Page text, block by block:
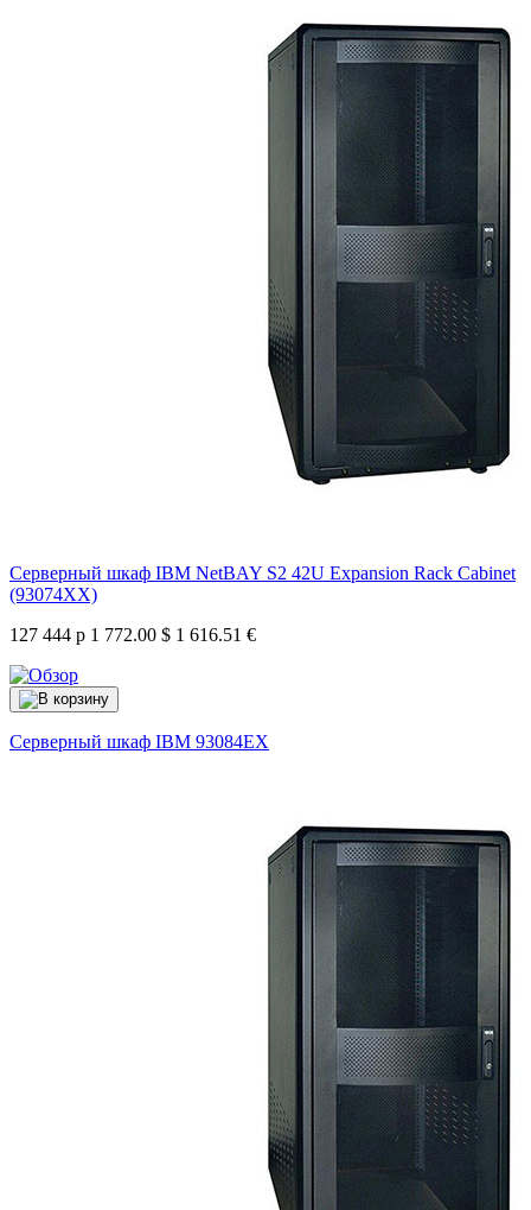
Серверный шкаф IBM NetBAY S2 42U Expansion Rack Cabinet
(93074XX)
127 444 р 1 772.00 $ 1 616.51 €
Серверный шкаф IBM 93084EX